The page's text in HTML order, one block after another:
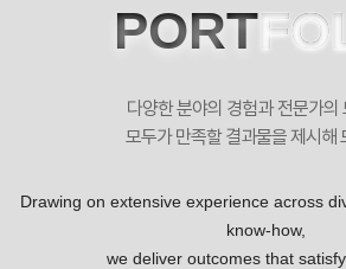
PORT
다양한 분야의 경험과 전문가의
모두가 만족할 결과물을 제시해
Drawing on extensive experience across
know-how,
we deliver outcomes that